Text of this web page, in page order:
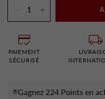
PAIEMENT
SÉCURISÉ
Gagnez 224 Points en